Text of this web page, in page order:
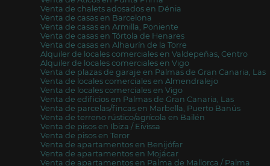
Venta de chalets adosados en Dénia
Venta de casas en Barcelona
Venta de casas en Armilla, Poniente
Venta de casas en Tórtola de Henares
Venta de casas en Alhaurín de la Torre
Alquiler de locales comerciales en Valdepeñas, Centro
Alquiler de locales comerciales en Vigo
Venta de plazas de garaje en Palmas de Gran Canaria, Las
Venta de locales comerciales en Almendralejo
Venta de locales comerciales en Vigo
Venta de edificios en Palmas de Gran Canaria, Las
Venta de parcelas/fincas en Marbella, Puerto Banús
Venta de terreno rústico/agrícola en Bailén
Venta de pisos en Ibiza / Eivissa
Venta de pisos en Teror
Venta de apartamentos en Benijófar
Venta de apartamentos en Mojácar
Venta de apartamentos en Palma de Mallorca / Palma